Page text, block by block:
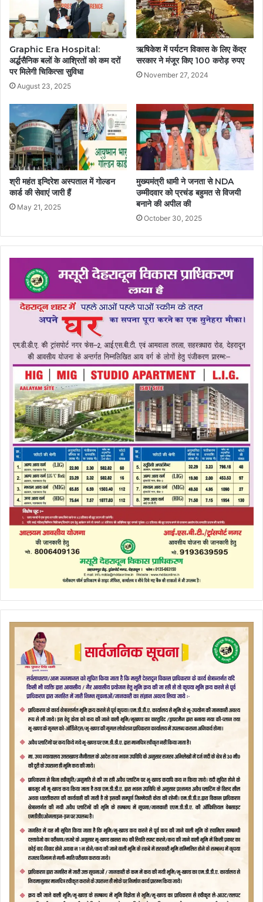
Graphic Era Hospital:
अर्द्धसैनिक बलों के आश्रितों को कम दरों
पर मिलेगी चिकित्सा सुविधा
August 23, 2025
ऋषिकेश में पर्यटन विकास के लिए केंद्र
सरकार ने मंजूर किए 100 करोड़ रुपए
November 27, 2024
श्री महंत इन्दिरेश अस्पताल में गोल्डन
कार्ड की सेवाएं जारी हैं
May 21, 2025
मुख्यमंत्री धामी ने जनता से NDA
उम्मीदवार को प्रचंड बहुमत से विजयी
बनाने की अपील की
October 30, 2025